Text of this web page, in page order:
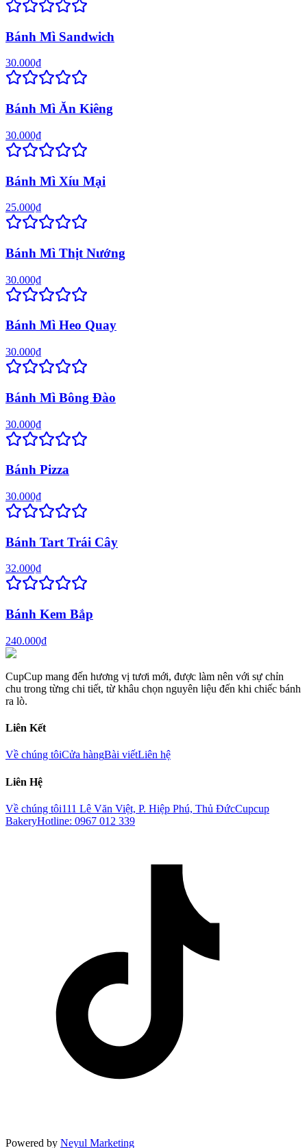
Bánh Mì Sandwich
30.000₫
Bánh Mì Ăn Kiêng
30.000₫
Bánh Mì Xíu Mại
25.000₫
Bánh Mì Thịt Nướng
30.000₫
Bánh Mì Heo Quay
30.000₫
Bánh Mì Bông Đào
30.000₫
Bánh Pizza
30.000₫
Bánh Tart Trái Cây
32.000₫
Bánh Kem Bắp
240.000₫
CupCup mang đến hương vị tươi mới, được làm nên với sự chỉn
chu trong từng chi tiết, từ khâu chọn nguyên liệu đến khi chiếc bánh
ra lò.
Liên Kết
Về chúng tôiCửa hàngBài viếtLiên hệ
Liên Hệ
Về chúng tôi111 Lê Văn Việt, P. Hiệp Phú, Thủ ĐứcCupcup
BakeryHotline: 0967 012 339
Powered by Neyul Marketing